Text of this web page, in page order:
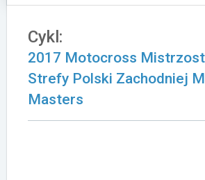
Cykl:
2017 Motocross
Strefy Polski Zachodniej
Masters